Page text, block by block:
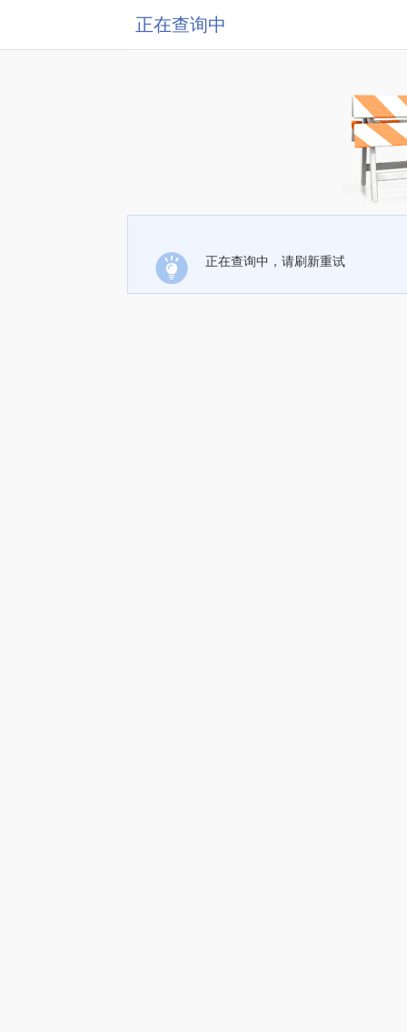
正在查询中
正在查询中，请刷新重试